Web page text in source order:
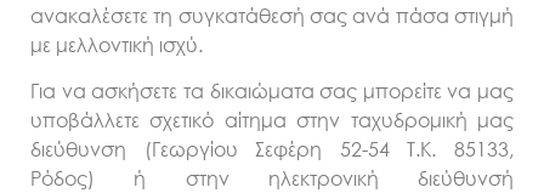
ανακαλέσετε τη συγκατάθεσή σας ανά πάσα στιγμή
με μελλοντική ισχύ.
Για να ασκήσετε τα δικαιώματα σας μπορείτε να μας
υποβάλλετε σχετικό αίτημα στην ταχυδρομική μας
διεύθυνση (Γεωργίου Σεφέρη 52-54 Τ.Κ. 85133,
Ρόδος) ή στην ηλεκτρονική διεύθυνσή